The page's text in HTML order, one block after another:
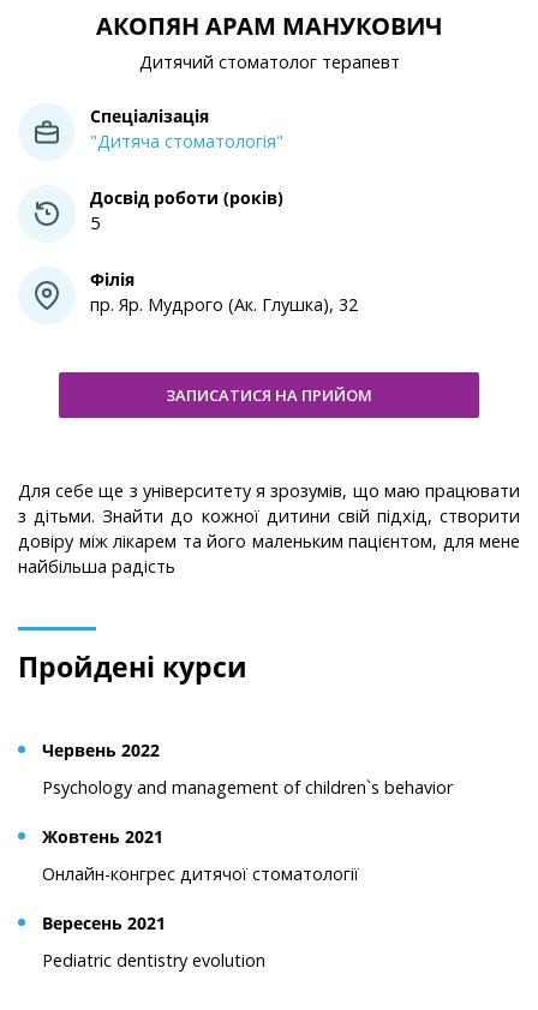
АКОПЯН АРАМ МАНУКОВИЧ
Дитячий стоматолог терапевт
Спеціалізація
"Дитяча стоматологія"
Досвід роботи (років)
5
Філія
пр. Яр. Мудрого (Ак. Глушка), 32
ЗАПИСАТИСЯ НА ПРИЙОМ
Для себе ще з університету я зрозумів, що маю працювати
з дітьми. Знайти до кожної дитини свій підхід, створити
довіру між лікарем та його маленьким пацієнтом, для мене
найбільша радість
Пройдені курси
Червень 2022
Psychology and management of children`s behavior
Жовтень 2021
Онлайн-конгрес дитячої стоматології
Вересень 2021
Pediatric dentistry evolution